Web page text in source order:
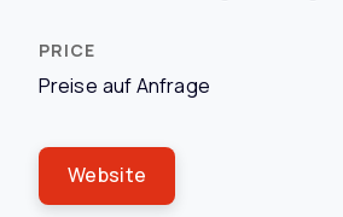
Preise auf Anfrage
Website